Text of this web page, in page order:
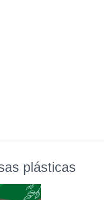
plásticas